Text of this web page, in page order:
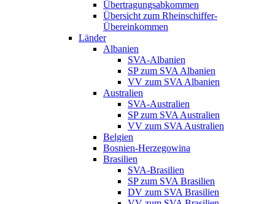
Übertragungsabkommen
Übersicht zum Rheinschiffer-
Übereinkommen
Länder
Albanien
SVA-Albanien
SP zum SVA Albanien
VV zum SVA Albanien
Australien
SVA-Australien
SP zum SVA Australien
VV zum SVA Australien
Belgien
Bosnien-Herzegowina
Brasilien
SVA-Brasilien
SP zum SVA Brasilien
DV zum SVA Brasilien